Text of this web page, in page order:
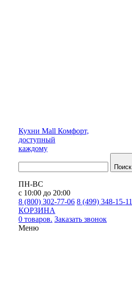
Кухни Mall Комфорт,
доступный
каждому
Поиск
ПН-ВС
с 10:00 до 20:00
8 (800) 302-77-06 8 (499) 348-15-11
КОРЗИНА
0 товаров. Заказать звонок
Меню